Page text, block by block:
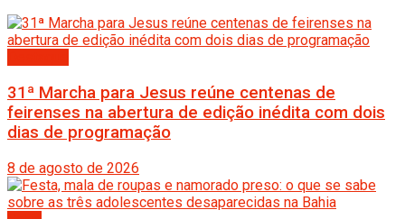
31ª Marcha para Jesus reúne centenas de
feirenses na abertura de edição inédita com dois
dias de programação
8 de agosto de 2026